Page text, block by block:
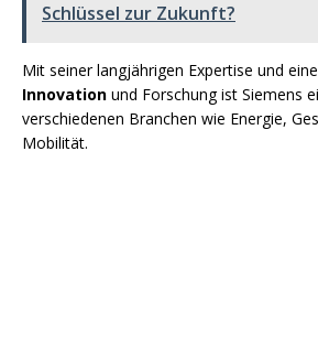
Schlüssel zur Zukunft?
Mit seiner langjährigen Expertise und
Innovation und Forschung ist Siemens
verschiedenen Branchen wie Energie,
Mobilität.